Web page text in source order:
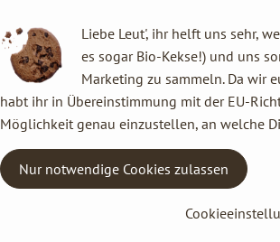
Liebe Leut', ihr helft uns sehr,
es sogar Bio-Kekse!) und uns
Marketing zu sammeln. Da wir
habt ihr in Übereinstimmung mit der EU-
Möglichkeit genau einzustellen, an welche
Nur notwendige Cookies zulassen